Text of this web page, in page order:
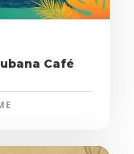
Café